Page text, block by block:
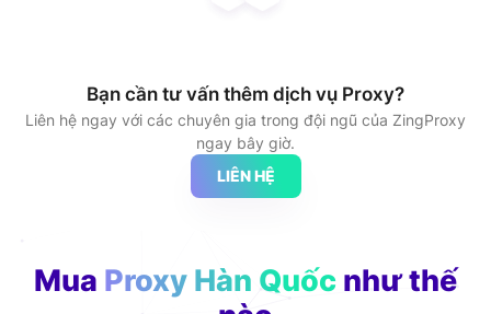
Bạn cần tư vấn thêm dịch vụ Proxy?
Liên hệ ngay với các chuyên gia trong đội ngũ của ZingProxy
ngay bây giờ.
LIÊN HỆ
Mua Proxy Hàn Quốc như thế